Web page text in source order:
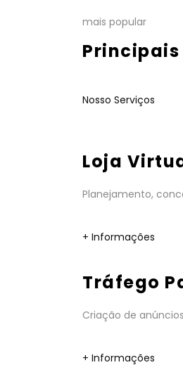
mais popular
Nosso Serviços
Loja
Planejamento,
+ Informações
Tráfego
Criação de
+ Informações